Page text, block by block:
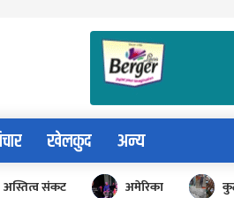
खेलकुद अन्य
अस्तित्व संकट अमेरिका